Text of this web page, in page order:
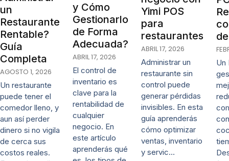
un
Restaurante
Rentable?
Guía
Completa
AGOSTO 1, 2026
Un restaurante
puede tener el
comedor lleno, y
aun así perder
dinero si no vigila
de cerca sus
costos reales.
y Cómo
Gestionarlo
de Forma
Adecuada?
ABRIL 17, 2026
El control de
inventario es
clave para la
rentabilidad de
cualquier
negocio. En
este artículo
aprenderás qué
Yimi POS
para
restaurantes
ABRIL 17, 2026
Administrar un
restaurante sin
control puede
generar pérdidas
invisibles. En esta
guía aprenderás
cómo optimizar
ventas, inventario
y servic…
Un